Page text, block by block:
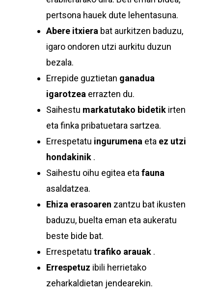
pertsona hauek dute lehentasuna.
Abere itxiera bat aurkitzen baduzu,
igaro ondoren utzi aurkitu duzun
bezala.
Errepide guztietan ganadua
igarotzea errazten du.
Saihestu markatutako bidetik irten
eta finka pribatuetara sartzea.
Errespetatu ingurumena eta ez utzi
hondakinik .
Saihestu oihu egitea eta fauna
asaldatzea.
Ehiza erasoaren zantzu bat ikusten
baduzu, buelta eman eta aukeratu
beste bide bat.
Errespetatu trafiko arauak .
Errespetuz ibili herrietako
zeharkaldietan jendearekin.